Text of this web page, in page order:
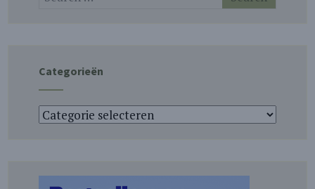
Categorieën
Categorieën